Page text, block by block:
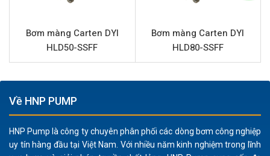
dịch có hạt lơ lửng mà không bị tắc nghẽn hay hư hại.
Vận hành an toàn và linh hoạt:
Là bơm màng khí nén,
sản phẩm không sử dụng động cơ điện, loại bỏ nguy
cơ cháy nổ trong môi trường dễ cháy. Khả năng chạy
khô mà không hư hại và tự mồi giúp đơn giản hóa quá
Độ bền cao:Phần trung tâm bằng nhôm tăng cường
độ cứng cáp cho cấu trúc, trong khi vật liệu
Bơm màng Carten DYI
HLD50-SSFF
Bơm màng Carten DYI
HLD80-SSFF
Về HNP PUMP
HNP Pump là công ty chuyên phân phối các dòng bơm công nghiệp
uy tín hàng đầu tại Việt Nam. Với nhiều năm kinh nghiệm trong lĩnh